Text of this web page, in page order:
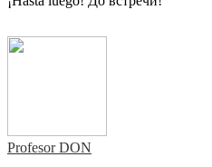
Profesor DON